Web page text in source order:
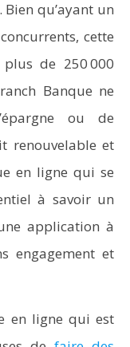
Bien qu’ayant un
cette
de 250 000
Banque ne
ou de
renouvelable et
en ligne qui se
à savoir un
application à
engagement et
en ligne qui est